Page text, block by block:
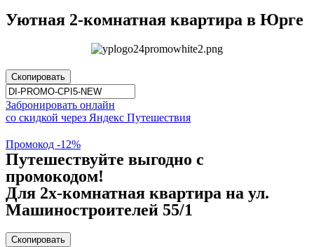
Уютная 2-комнатная квартира в Юрге
Скопировать
Забронировать онлайн
со скидкой через Яндекс Путешествия
Промокод -12%
Путешествуйте выгодно с
промокодом!
Для 2х-комнатная квартира на ул.
Машиностроителей 55/1
Скопировать